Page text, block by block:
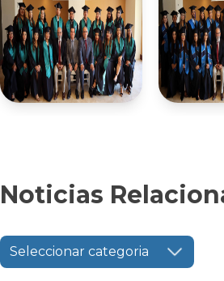
Noticias
Seleccionar categoria